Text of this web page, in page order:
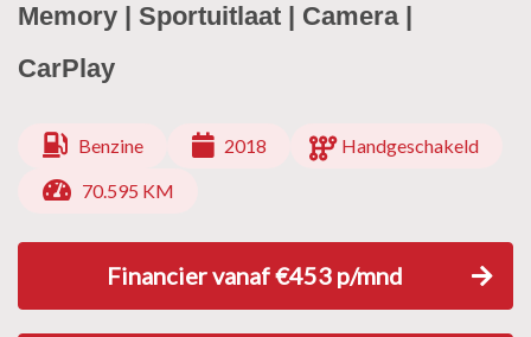
Memory | Sportuitlaat | Camera |
CarPlay
Benzine 2018
Handgeschakeld
70.595 KM
Financier vanaf €453 p/mnd